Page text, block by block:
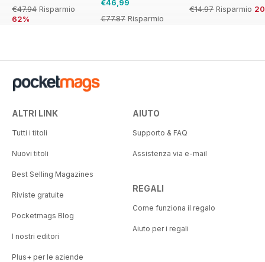
€47.94 Risparmio
62%
€46,99
€77.87 Risparmio
€14.97 Risparmio
ALTRI LINK
Tutti i titoli
Nuovi titoli
Best Selling Magazines
Riviste gratuite
Pocketmags Blog
I nostri editori
Plus+ per le aziende
AIUTO
Supporto & FAQ
Assistenza via e-mail
REGALI
Come funziona il regalo
Aiuto per i regali